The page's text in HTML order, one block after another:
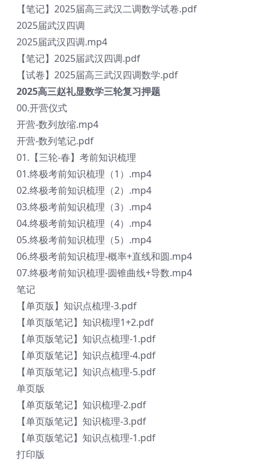
【笔记】2025届高三武汉二调数学试卷.pdf
2025届武汉四调
2025届武汉四调.mp4
【笔记】2025届武汉四调.pdf
【试卷】2025届高三武汉四调数学.pdf
2025高三赵礼显数学三轮复习押题
00.开营仪式
开营-数列放缩.mp4
开营-数列笔记.pdf
01.【三轮-春】考前知识梳理
01.终极考前知识梳理（1）.mp4
02.终极考前知识梳理（2）.mp4
03.终极考前知识梳理（3）.mp4
04.终极考前知识梳理（4）.mp4
05.终极考前知识梳理（5）.mp4
06.终极考前知识梳理-概率+直线和圆.mp4
07.终极考前知识梳理-圆锥曲线+导数.mp4
笔记
【单页版】知识点梳理-3.pdf
【单页版笔记】知识梳理1+2.pdf
【单页版笔记】知识点梳理-1.pdf
【单页版笔记】知识点梳理-4.pdf
【单页版笔记】知识点梳理-5.pdf
单页版
【单页版笔记】知识梳理-2.pdf
【单页版笔记】知识梳理-3.pdf
【单页版笔记】知识点梳理-1.pdf
打印版